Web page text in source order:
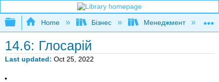
Expand/collapse global hierarchy
Home Бізнес Менеджмент
14.6: Глосарій
Last updated Oct 25, 2022